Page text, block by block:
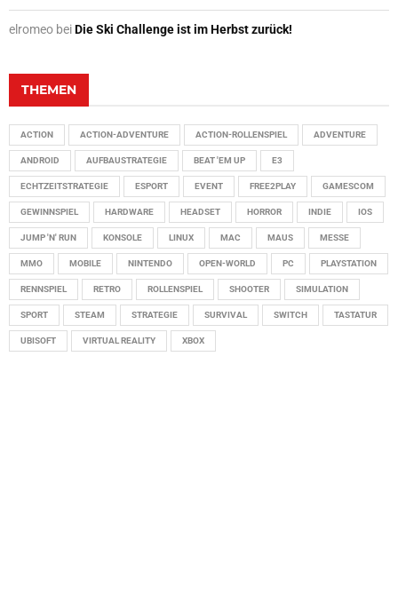
elromeo beiDie Ski Challenge ist im Herbst zurück!
THEMEN
ACTION ACTION-ADVENTURE ACTION-ROLLENSPIEL ADVENTURE
ANDROID AUFBAUSTRATEGIE BEAT 'EM UP E3
ECHTZEITSTRATEGIE ESPORT EVENT FREE2PLAY GAMESCOM
GEWINNSPIEL HARDWARE HEADSET HORROR INDIE IOS
JUMP 'N' RUN KONSOLE LINUX MAC MAUS MESSE
MMO MOBILE NINTENDO OPEN-WORLD PC PLAYSTATION
RENNSPIEL RETRO ROLLENSPIEL SHOOTER SIMULATION
SPORT STEAM STRATEGIE SURVIVAL SWITCH TASTATUR
UBISOFT VIRTUAL REALITY XBOX